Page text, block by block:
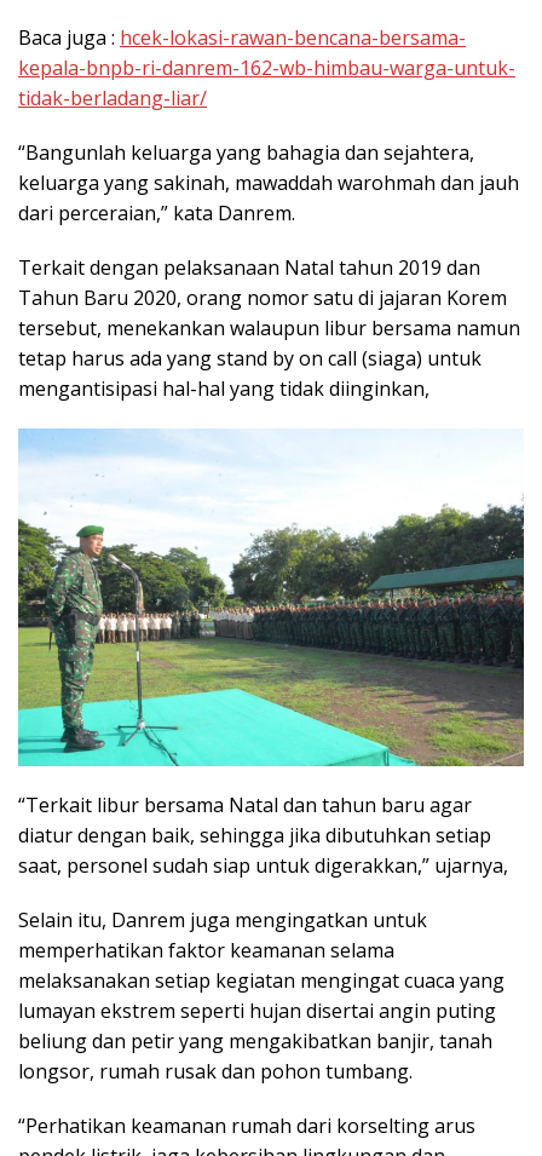
Baca juga : hcek-lokasi-rawan-bencana-bersama-
kepala-bnpb-ri-danrem-162-wb-himbau-warga-untuk-
tidak-berladang-liar/
“Bangunlah keluarga yang bahagia dan sejahtera,
keluarga yang sakinah, mawaddah warohmah dan jauh
dari perceraian,” kata Danrem.
Terkait dengan pelaksanaan Natal tahun 2019 dan
Tahun Baru 2020, orang nomor satu di jajaran Korem
tersebut, menekankan walaupun libur bersama namun
tetap harus ada yang stand by on call (siaga) untuk
mengantisipasi hal-hal yang tidak diinginkan,
“Terkait libur bersama Natal dan tahun baru agar
diatur dengan baik, sehingga jika dibutuhkan setiap
saat, personel sudah siap untuk digerakkan,” ujarnya,
Selain itu, Danrem juga mengingatkan untuk
memperhatikan faktor keamanan selama
melaksanakan setiap kegiatan mengingat cuaca yang
lumayan ekstrem seperti hujan disertai angin puting
beliung dan petir yang mengakibatkan banjir, tanah
longsor, rumah rusak dan pohon tumbang.
“Perhatikan keamanan rumah dari korselting arus